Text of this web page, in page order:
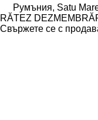
Румъния, Satu
RĂTEZ
Свържете се с